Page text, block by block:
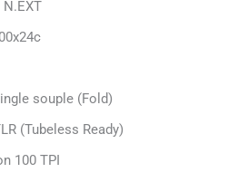
souple (Fold)
(Tubeless Ready)
100 TPI